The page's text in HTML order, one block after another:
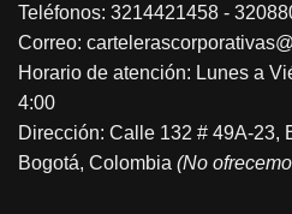
Teléfonos: 3214421458 -
Correo:
Horario de atención: Lunes a
4:00
Dirección: Calle 132 # 49A-23,
Bogotá, Colombia (No